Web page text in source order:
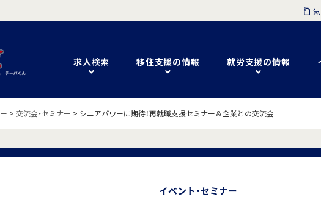
求人検索 移住支援の情報 就労支援の情報
> 交流会・セミナー > シニアパワーに期待！再就職支援セミナー＆企業との交流会
イベント・セミナー